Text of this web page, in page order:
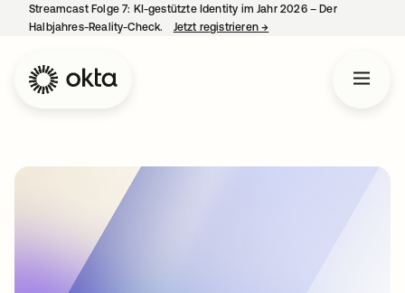
Streamcast Folge 7: KI-gestützte Identity im Jahr 2026 – Der
Halbjahres-Reality-Check.
Jetzt registrieren→